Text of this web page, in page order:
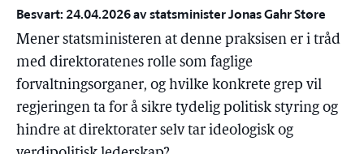
Besvart: 24.04.2026 av statsminister Jonas Gahr Støre
Mener statsministeren at denne praksisen er i tråd
med direktoratenes rolle som faglige
forvaltningsorganer, og hvilke konkrete grep vil
regjeringen ta for å sikre tydelig politisk styring og
hindre at direktorater selv tar ideologisk og